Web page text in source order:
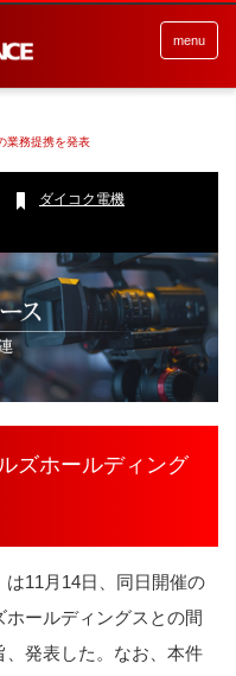
menu
業務提携を発表
ダイコク電機
ズホールディング
は11 月 14日、同日開催の
ールディングスとの間
発表した。なお、本件